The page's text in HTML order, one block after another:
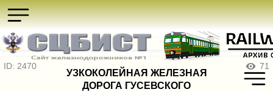
ID: 2470
УЗКОКОЛЕЙНАЯ ЖЕЛЕЗНАЯ
ДОРОГА ГУСЕВСКОГО
71